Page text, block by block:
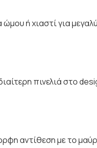
ή χιαστί για
πινελιά στο
αντίθεση με το